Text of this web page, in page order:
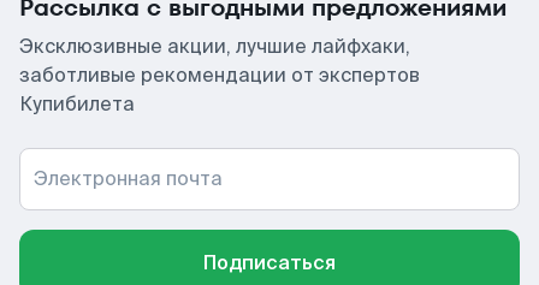
Рассылка с выгодными предложениями
Эксклюзивные акции, лучшие лайфхаки,
заботливые рекомендации от экспертов
Купибилета
Электронная почта
Подписаться